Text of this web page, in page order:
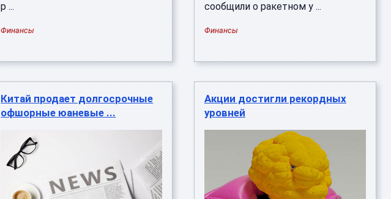
р ...
Финансы
сообщили о ракетном у ...
Финансы
Китай продает долгосрочные
офшорные юаневые ...
Акции достигли рекордных
уровней